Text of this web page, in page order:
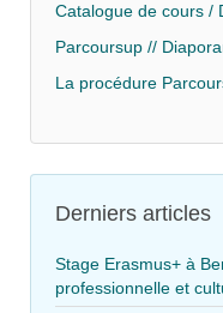
Catalogue de cours /
Parcoursup //
La procédure
Derniers articles
Stage Erasmus+ à
professionnelle et